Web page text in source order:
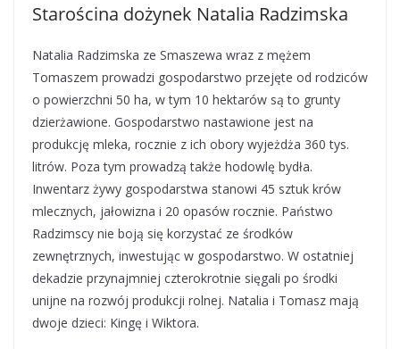
Starościna dożynek Natalia Radzimska
Natalia Radzimska ze Smaszewa wraz z mężem
Tomaszem prowadzi gospodarstwo przejęte od rodziców
o powierzchni 50 ha, w tym 10 hektarów są to grunty
dzierżawione. Gospodarstwo nastawione jest na
produkcję mleka, rocznie z ich obory wyjeżdża 360 tys.
litrów. Poza tym prowadzą także hodowlę bydła.
Inwentarz żywy gospodarstwa stanowi 45 sztuk krów
mlecznych, jałowizna i 20 opasów rocznie. Państwo
Radzimscy nie boją się korzystać ze środków
zewnętrznych, inwestując w gospodarstwo. W ostatniej
dekadzie przynajmniej czterokrotnie sięgali po środki
unijne na rozwój produkcji rolnej. Natalia i Tomasz mają
dwoje dzieci: Kingę i Wiktora.